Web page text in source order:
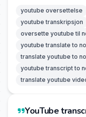
youtube oversettelse
youtube transkripsjon
oversette youtube til
youtube translate to
translate youtube to
youtube transcript to
translate youtube
YouTube